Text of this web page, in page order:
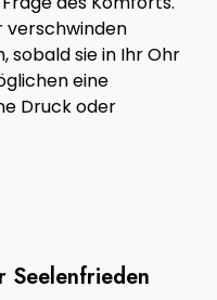
verschwinden
sobald sie in Ihr Ohr
eine
Druck oder
Seelenfrieden